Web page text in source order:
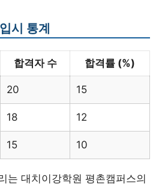
시 통계
합격자 수 합격률 (%)
20 15
18 12
15 10
는 대치이강학원 평촌캠퍼스의